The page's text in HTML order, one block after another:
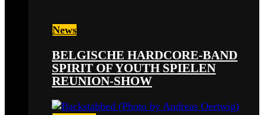
News
BELGISCHE HARDCORE-BAND
SPIRIT OF YOUTH SPIELEN
REUNION-SHOW